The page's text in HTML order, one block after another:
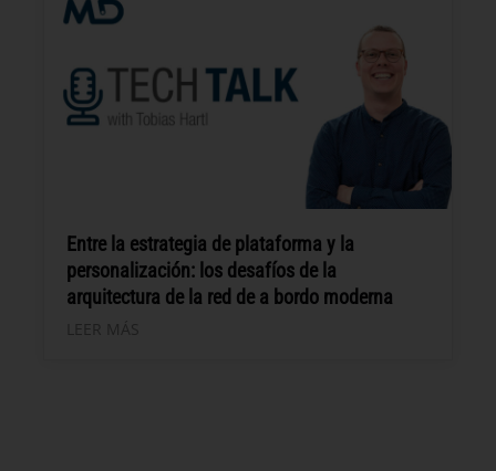
Entre la estrategia de plataforma y la
personalización: los desafíos de la
arquitectura de la red de a bordo moderna